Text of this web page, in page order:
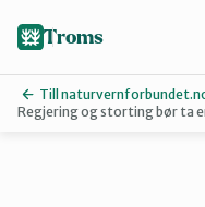
Troms
Till
Regjering og storting bør ta